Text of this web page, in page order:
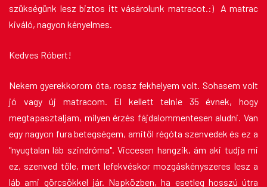
szükségünk lesz biztos itt vásárolunk matracot.:) A matrac
kiváló, nagyon kényelmes.
Kedves Róbert!
Nekem gyerekkorom óta, rossz fekhelyem volt. Sohasem volt
jó vagy új matracom. El kellett telnie 35 évnek, hogy
megtapasztaljam, milyen érzés fájdalommentesen aludni. Van
egy nagyon fura betegségem, amitől régóta szenvedek és ez a
"nyugtalan láb szindróma". Viccesen hangzik, ám aki tudja mi
ez, szenved tőle, mert lefekvéskor mozgáskényszeres lesz a
láb ami görcsökkel jár. Napközben, ha esetleg hosszú útra